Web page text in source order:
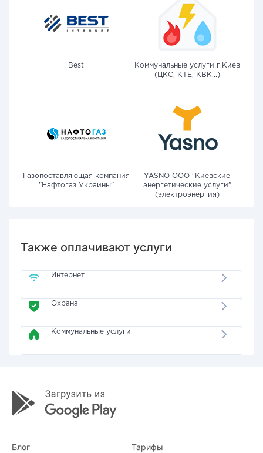
Best
Коммунальные услуги г.Киев
(ЦКС, КТЕ, КВК...)
Газопоставляющая компания
"Нафтогаз Украины"
YASNO OOO "Киевские
энергетические услуги"
(электроэнергия)
Также оплачивают услуги
Интернет
Охрана
Коммунальные услуги
Блог Тарифы